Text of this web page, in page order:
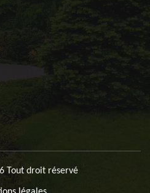
Tout droit réservé